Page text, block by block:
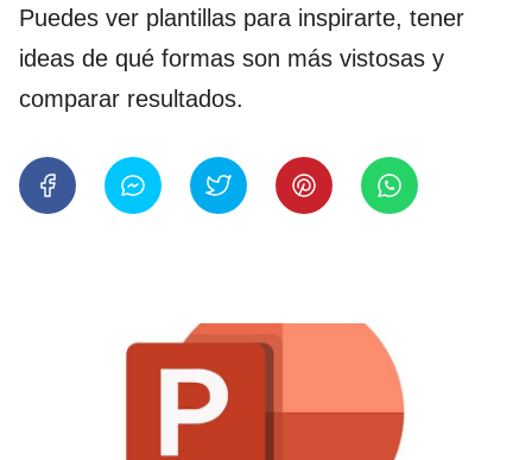
Puedes ver plantillas para inspirarte, tener
ideas de qué formas son más vistosas y
comparar resultados.